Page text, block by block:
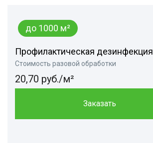
до 1000 м²
Профилактическая дезинфекция
Стоимость разовой обработки
20,70 руб./м²
Заказать